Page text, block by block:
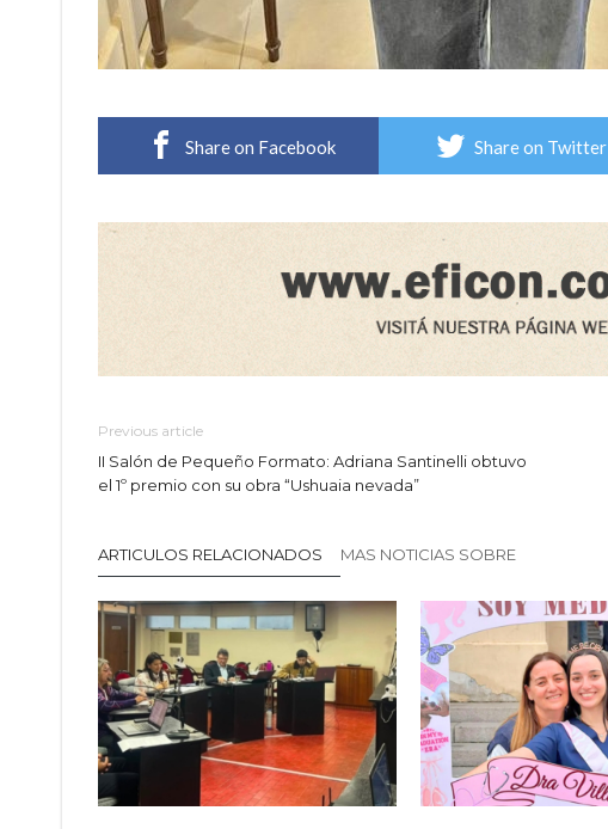
Share on Facebook Share on Twitter
Previous article
II Salón de Pequeño Formato: Adriana Santinelli obtuvo
el 1º premio con su obra “Ushuaia nevada”
ARTICULOS RELACIONADOS MAS NOTICIAS SOBRE